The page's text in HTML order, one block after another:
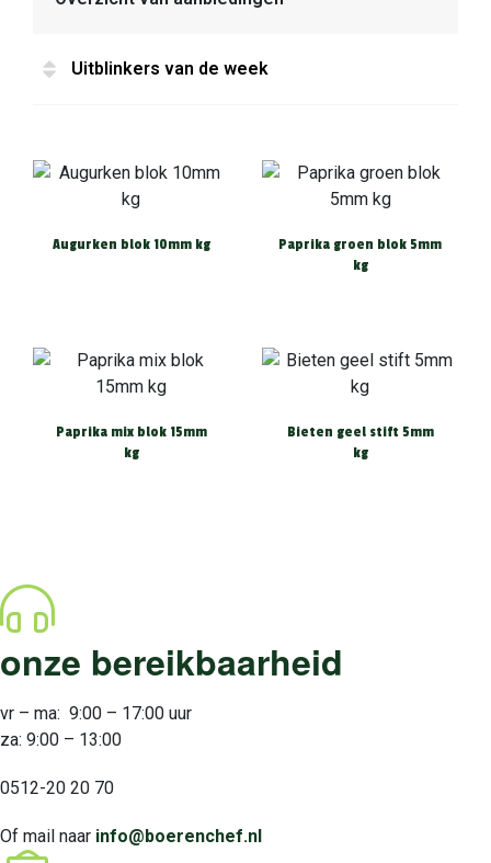
Uitblinkers van de week
Augurken blok 10mm kg
Paprika groen blok 5mm
kg
Paprika mix blok 15mm
kg
Bieten geel stift 5mm
kg
onze bereikbaarheid
vr – ma: 9:00 – 17:00 uur
za: 9:00 – 13:00
0512-20 20 70
Of mail naar info@boerenchef.nl